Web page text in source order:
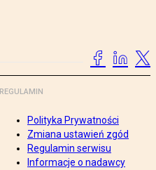
REGULAMIN
Polityka Prywatności
Zmiana ustawień zgód
Regulamin serwisu
Informacje o nadawcy